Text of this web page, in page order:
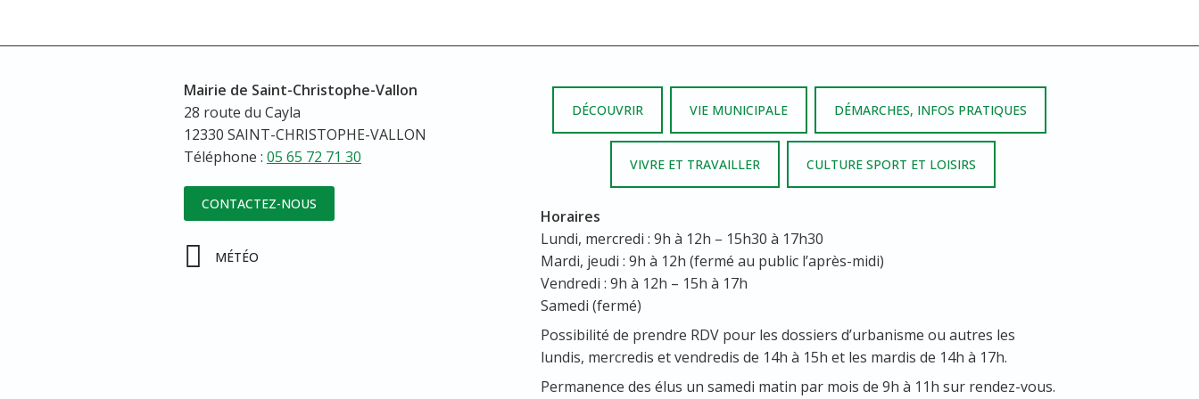
Mairie de Saint-Christophe-Vallon
28 route du Cayla
12330 SAINT-CHRISTOPHE-VALLON
Téléphone : 05 65 72 71 30
CONTACTEZ-NOUS
MÉTÉO
DÉCOUVRIR VIE MUNICIPALE DÉMARCHES, INFOS PRATIQUES
VIVRE ET TRAVAILLER CULTURE SPORT ET LOISIRS
Horaires
Lundi, mercredi : 9h à 12h – 15h30 à 17h30
Mardi, jeudi : 9h à 12h (fermé au public l’après-midi)
Vendredi : 9h à 12h – 15h à 17h
Samedi (fermé)
Possibilité de prendre RDV pour les dossiers d’urbanisme ou autres les
lundis, mercredis et vendredis de 14h à 15h et les mardis de 14h à 17h.
Permanence des élus un samedi matin par mois de 9h à 11h sur rendez-vous.